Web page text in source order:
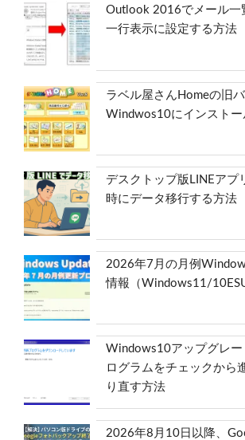
Outlook 2016でメール一
一行表示に設定する方法
ラベル屋さんHomeの旧
Windwos10にインストー
デスクトップ版LINEアプ
時にデータ移行する方法
2026年7月の月例
情報（Windows11/
Windows10アップグレ
ログラムをチェックから
り直す方法
2026年8月10日以降、